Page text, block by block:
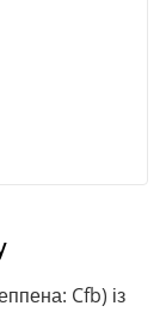
Cfb) із